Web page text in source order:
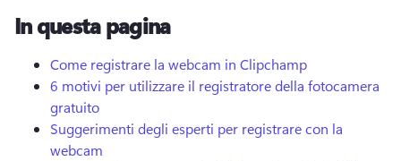
Provalo gratuitamente
In questa pagina
Come registrare la webcam in Clipchamp
6 motivi per utilizzare il registratore della fotocamera
gratuito
Suggerimenti degli esperti per registrare con la
webcam